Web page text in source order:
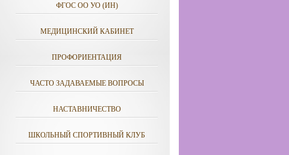
ФГОС ОО УО (ИН)
МЕДИЦИНСКИЙ КАБИНЕТ
ПРОФОРИЕНТАЦИЯ
ЧАСТО ЗАДАВАЕМЫЕ ВОПРОСЫ
НАСТАВНИЧЕСТВО
ШКОЛЬНЫЙ СПОРТИВНЫЙ КЛУБ